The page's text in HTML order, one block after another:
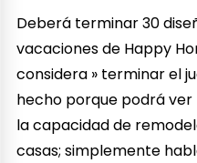
Deberá terminar 30
vacaciones de Happy
considera » terminar el
hecho porque podrá ver
la capacidad de
casas; simplemente